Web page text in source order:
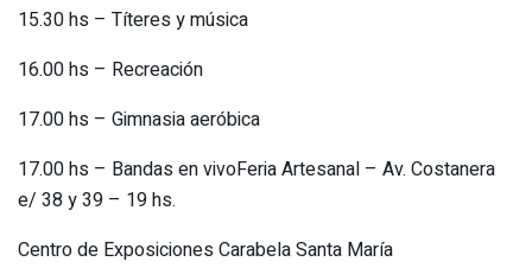
15.30 hs – Títeres y música
16.00 hs – Recreación
17.00 hs – Gimnasia aeróbica
17.00 hs – Bandas en vivoFeria Artesanal – Av. Costanera
e/ 38 y 39 – 19 hs.
Centro de Exposiciones Carabela Santa María